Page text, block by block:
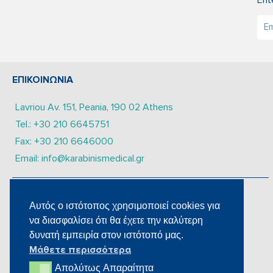
ΕΠΙΚΟΙΝΩΝΙΑ
Lavriou Av. 151, Peania, 190 02 Athens
Tel.: +30 210 6645751
Fax: +30 210 6646000
Email: info@karabinismedical.gr
Αυτός ο ιστότοπος χρησιμοποιεί cookies για
να διασφαλίσει ότι θα έχετε την καλύτερη
δυνατή εμπειρία στον ιστότοπό μας.
Μάθετε περισσότερα
Απολύτως Aπαραίτητα
Απολύτως Aπαραίτητα